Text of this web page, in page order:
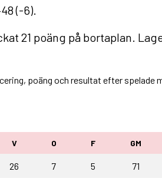
(-6).
21 poäng på bortaplan.
poäng och resultat efter spelade
V O F GM
26 7 5 71